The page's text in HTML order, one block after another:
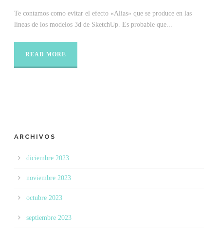
Te contamos como evitar el efecto «Alias» que se produce en las
líneas de los modelos 3d de SketchUp. Es probable que...
READ MORE
ARCHIVOS
diciembre 2023
noviembre 2023
octubre 2023
septiembre 2023